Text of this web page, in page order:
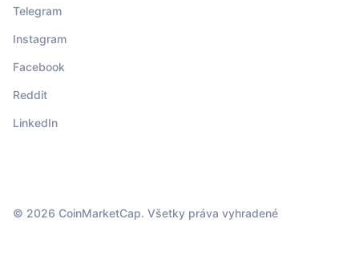
Telegram
Instagram
Facebook
Reddit
LinkedIn
© 2026 CoinMarketCap. Všetky práva vyhradené